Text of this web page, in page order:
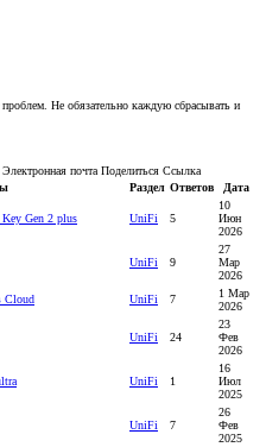
Не обязательно каждую сбрасывать и
Электронная почта Поделиться Ссылка
Раздел Ответов Дата
Gen 2 plus UniFi 5
10
Июн
2026
UniFi 9
27
Мар
2026
Cloud UniFi 7
1 Мар
2026
UniFi 24
23
Фев
2026
UniFi 1
16
Июл
2025
UniFi 7
26
Фев
2025